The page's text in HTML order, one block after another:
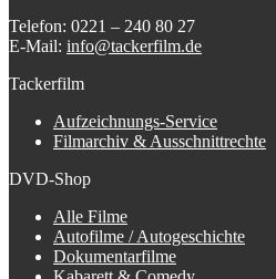
Telefon: 0221 – 240 80 27
E-Mail: info@tackerfilm.de
Tackerfilm
Aufzeichnungs-Service
Filmarchiv & Ausschnittrechte
DVD-Shop
Alle Filme
Autofilme / Autogeschichte
Dokumentarfilme